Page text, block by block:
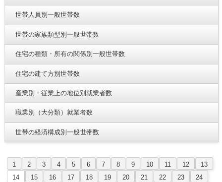
世帯人員別一般世帯数
世帯の家族類型別一般世帯数
住宅の種類・所有の関係別一般世帯数
住宅の建て方別世帯数
産業別・従業上の地位別就業者数
職業別（大分類）就業者数
世帯の経済構成別一般世帯数
1 2 3 4 5 6 7 8 9 10 11 12
13
14
15 16 17 18 19 20 21 22 23
24